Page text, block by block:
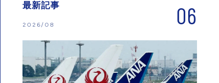
最新記事
2026/08 06